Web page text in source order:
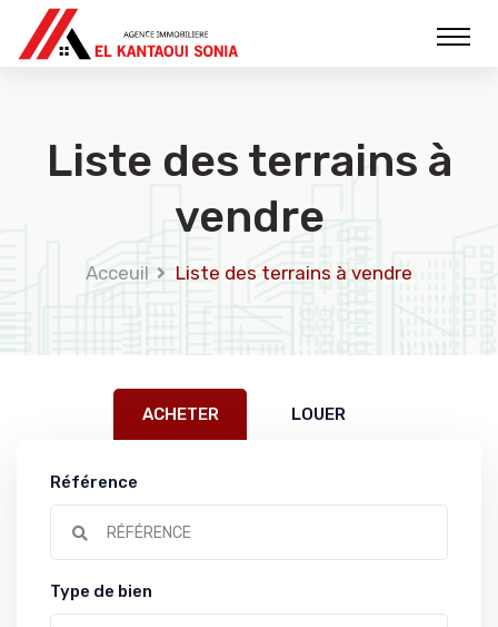
Liste des terrains à
vendre
Acceuil Liste des terrains à vendre
ACHETER LOUER
Référence
Type de bien